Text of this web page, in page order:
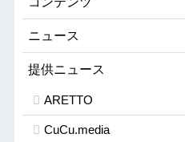
ニュース
提供ニュース
ARETTO
CuCu.media